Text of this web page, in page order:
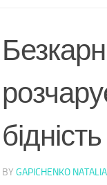
BY GAPICHENKO NATALIA